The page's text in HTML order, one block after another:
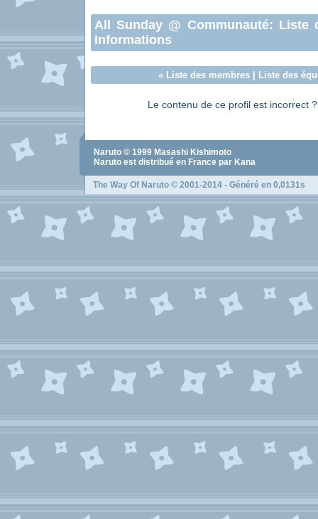
All Sunday @ Communauté: Liste
Informations
« Liste des membres| Liste des
Le contenu de ce profil est incorrect
Naruto © 1999 Masashi Kishimoto
Naruto est distribué en France par Kana
The Way Of Naruto © 2001-2014 - Généré en 0,0131s